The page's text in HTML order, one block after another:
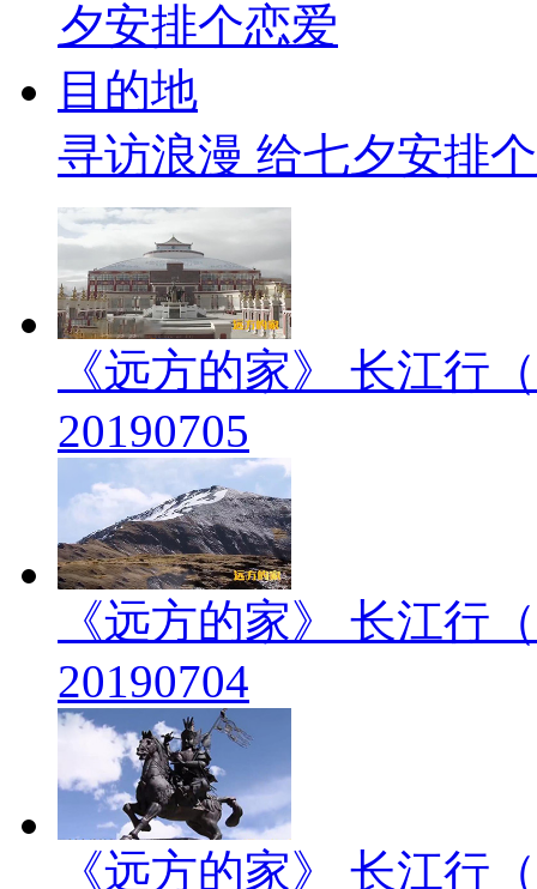
寻访浪漫 给七夕安排
《远方的家》 长江行
20190705
《远方的家》 长江行
20190704
《远方的家》 长江行